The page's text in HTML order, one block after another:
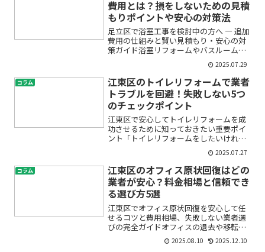
費用とは？損をしないための見積
もりポイントや安心の対策法
足立区で浴室工事を検討中の方へ ― 追加
費用の仕組みと賢い見積もり・安心の対
策ガイド浴室リフォームやバスルーム改
修を考え始めると、多くの方が「費用は
どれくらいかかるの？」「予想外の追加
費用が心配…」という悩みを抱えがちで
す。特に足立区で浴室...
2025.07.29
コラム
江東区のトイレリフォームで業者
トラブルを回避！失敗しない5つ
のチェックポイント
江東区で安心してトイレリフォームを成
功させるために知っておきたい重要ポイ
ント「トイレリフォームをしたいけれ
ど、どの業者に頼んでいいのか不安」
「費用や工事内容で失敗したくない」
「業者トラブルや追加請求が怖い」—そ
んな悩みや疑問を抱えて検索して...
2025.07.27
コラム
江東区のオフィス原状回復はどの
業者が安心？料金相場と信頼でき
る選び方5選
江東区でオフィス原状回復を安心して任
せるコツと費用相場、失敗しない業者選
びの完全ガイドオフィスの退去や移転
時、「原状回復って何をどこまでやる
の？」「費用はどれくらいかかるの？」
2025.08.10 2025.12.10